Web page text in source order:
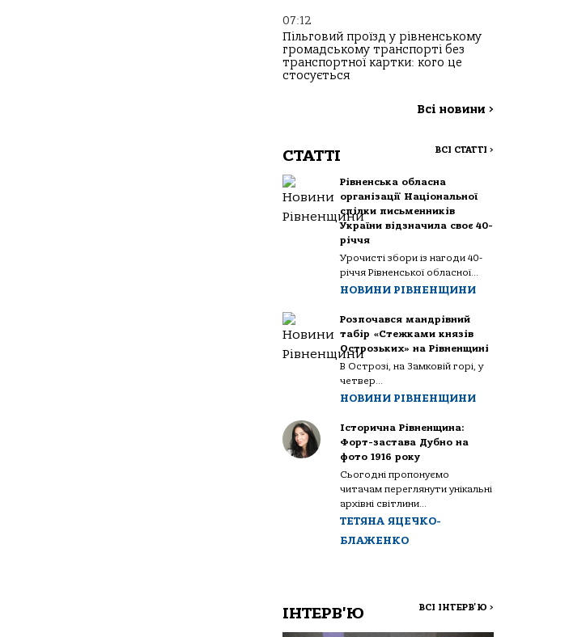
07:12
Пільговий проїзд у рівненському
громадському транспорті без
транспортної картки: кого це
стосується
Всі новини >
СТАТТІ ВСІ СТАТТІ >
Рівненська обласна
організації Національної
спілки письменників
України відзначила своє 40-
річчя
Урочисті збори із нагоди 40-
річчя Рівненської обласної...
НОВИНИ РІВНЕНЩИНИ
Розпочався мандрівний
табір «Стежками князів
Острозьких» на Рівненщині
В Острозі, на Замковій горі, у
четвер...
НОВИНИ РІВНЕНЩИНИ
Історична Рівненщина:
Форт-застава Дубно на
фото 1916 року
Сьогодні пропонуємо
читачам переглянути унікальні
архівні світлини...
ТЕТЯНА ЯЦЕЧКО-
БЛАЖЕНКО
ІНТЕРВ'Ю ВСІ ІНТЕРВ'Ю >